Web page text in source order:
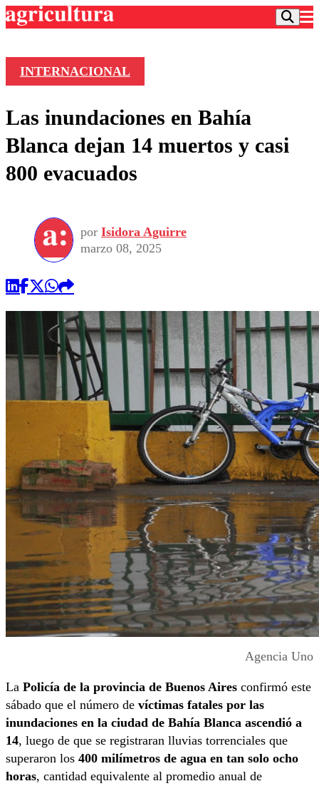
Frecuencias
Agricultura TV
Deportes
Colo Colo
Seleccion Chilena
Torneo Internacional
Universidad de Chile
Entretención
Economía
Internacional
Sustentabilidad
Publicaciones en medios
Opinión
INTERNACIONAL
Las inundaciones en Bahía
Blanca dejan 14 muertos y casi
800 evacuados
por Isidora Aguirre
marzo 08, 2025
Agencia Uno
La Policía de la provincia de Buenos Aires confirmó este
sábado que el número de víctimas fatales por las
inundaciones en la ciudad de Bahía Blanca ascendió a
14, luego de que se registraran lluvias torrenciales que
superaron los 400 milímetros de agua en tan solo ocho
horas, cantidad equivalente al promedio anual de